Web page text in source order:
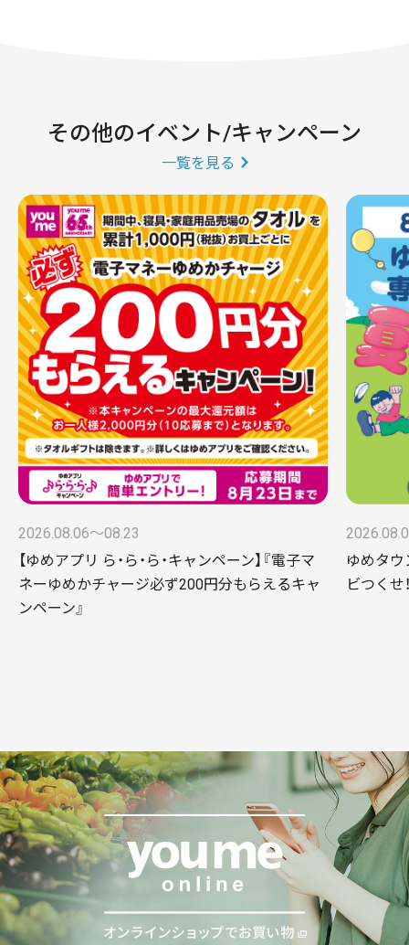
その他のイベント/キャンペーン
一覧を見る
2026.08.06〜08.23
【ゆめアプリ ら・ら・ら・キャンペーン】『電子マ
ネーゆめかチャージ必ず200円分もらえるキャ
ンペーン』
ゆめタ
ビつくせ